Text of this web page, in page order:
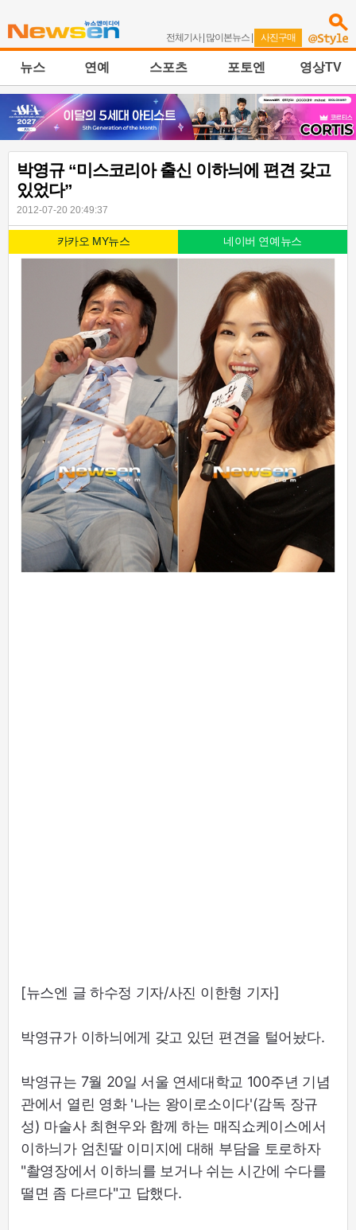
전체기사| 많이본뉴스 | 사진구매
뉴스 연예 스포츠 포토엔 영상TV
박영규 “미스코리아 출신 이하늬에 편견 갖고
있었다”
2012-07-20 20:49:37
카카오 MY뉴스 네이버 연예뉴스
[뉴스엔 글 하수정 기자/사진 이한형 기자]
박영규가 이하늬에게 갖고 있던 편견을 털어놨다.
박영규는 7월 20일 서울 연세대학교 100주년 기념
관에서 열린 영화 '나는 왕이로소이다'(감독 장규
성) 마술사 최현우와 함께 하는 매직쇼케이스에서
이하늬가 엄친딸 이미지에 대해 부담을 토로하자
"촬영장에서 이하늬를 보거나 쉬는 시간에 수다를
떨면 좀 다르다"고 답했다.